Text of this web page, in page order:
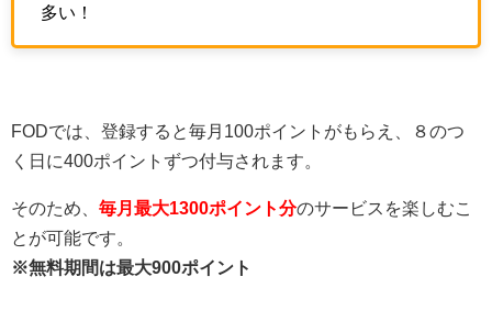
多い！
FODでは、登録すると毎月100ポイントがもらえ、８のつ
く日に400ポイントずつ付与されます。
そのため、 毎月最大1300ポイント分のサービスを楽しむこ
とが可能です。
※無料期間は最大900ポイント